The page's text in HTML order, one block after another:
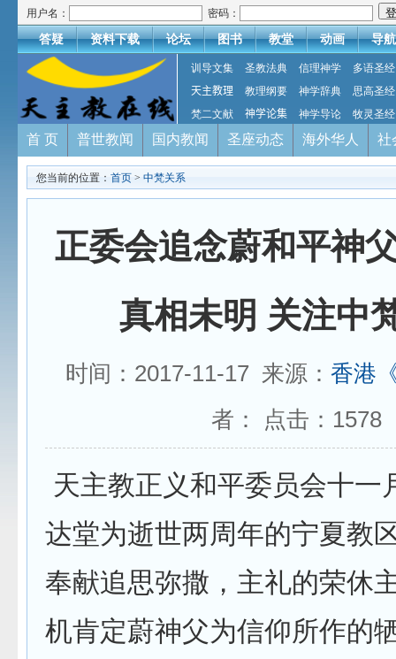
用户名： 密码：
答疑 资料下载 论坛 图书 教堂 动画 导航
训导文集 圣教法典 信理神学
多语圣经
天主教理
教理纲要 神学辞典
思高圣经
梵二文献
神学论集 神学导论 牧灵圣经
首 页 普世教闻 国内教闻 圣座动态 海外华人 社
您当前的位置： 首页 > 中梵关系
正委会追念蔚和平神
真相未明 关注中
时间：2017-11-17 来源： 香港
者： 点击： 1578
天主教正义和平委员会十一
达堂为逝世两周年的宁夏教
奉献追思弥撒，主礼的荣休
机肯定蔚神父为信仰所作的